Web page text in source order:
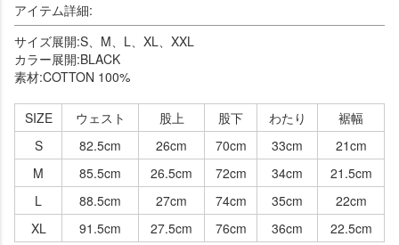
アイテム詳細:
サイズ展開:S、M、L、XL、XXL
カラー展開:BLACK
素材:COTTON 100%
SIZE ウェスト 股上 股下 わたり
裾幅
S
82.5cm 26cm 70cm 33cm
21cm
M
85.5cm 26.5cm 72cm 34cm
21.5cm
L
88.5cm 27cm 74cm 35cm
22cm
XL
91.5cm 27.5cm 76cm 36cm 22.5cm